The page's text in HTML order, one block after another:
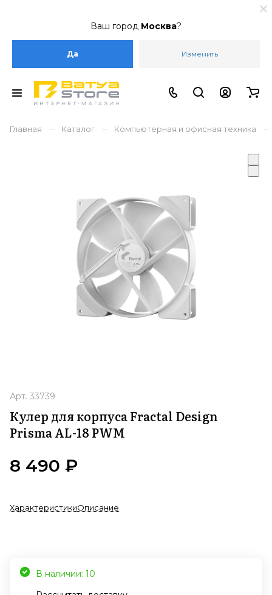
Ваш город Москва?
Да Изменить
Главная – Каталог – Компьютерная и офисная техника –
Арт. 33739
Кулер для корпуса Fractal Design
Prisma AL-18 PWM
8 490 ₽
ХарактеристикиОписание
В наличии: 10